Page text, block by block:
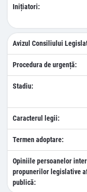
Inițiatori:
Avizul Consiliului
Procedura de urgență:
Stadiu:
Caracterul legii:
Termen adoptare:
Opiniile persoanelor
propunerilor legislative
publică: